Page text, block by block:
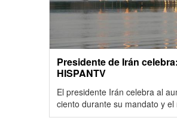
Presidente de Irán
HISPANTV
El presidente Irán celebra al
ciento durante su mandato y